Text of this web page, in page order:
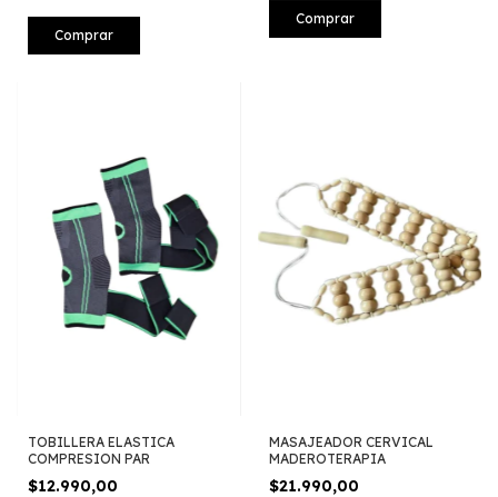
Comprar
Comprar
TOBILLERA ELASTICA
COMPRESION PAR
$12.990,00
MASAJEADOR CERVICAL
MADEROTERAPIA
$21.990,00